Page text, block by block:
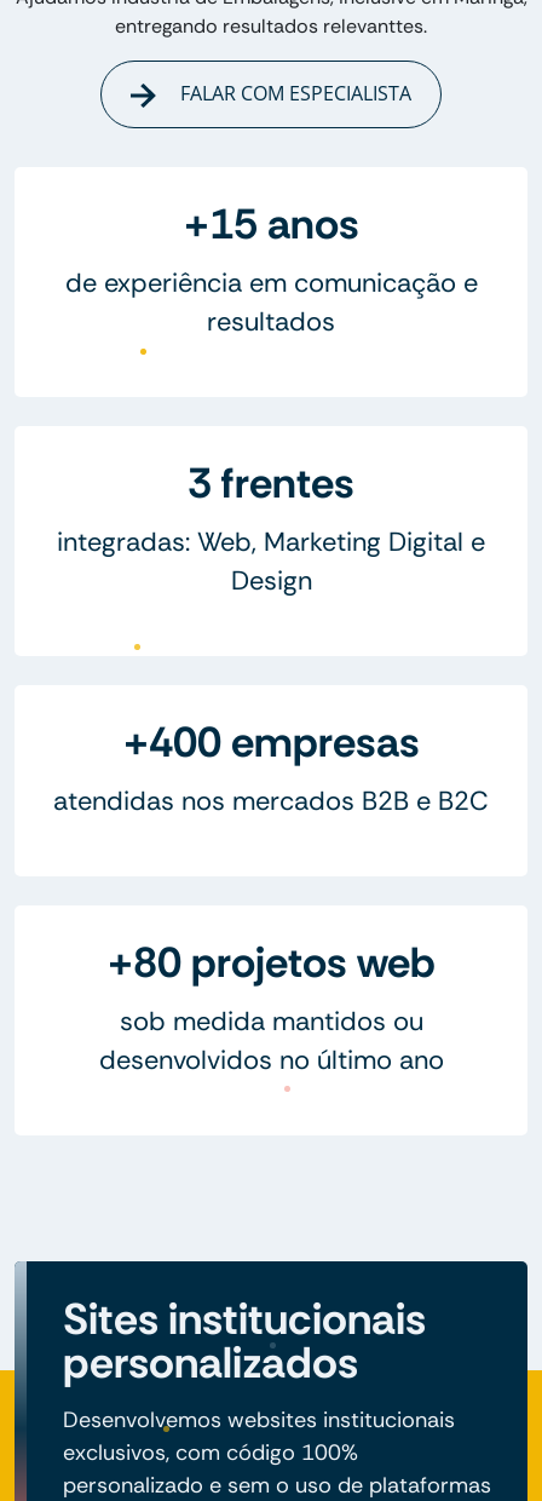
entregando resultados relevanttes.
FALAR COM ESPECIALISTA
+15 anos
de experiência em comunicação e
resultados
3 frentes
integradas: Web, Marketing Digital e
Design
+400 empresas
atendidas nos mercados B2B e B2C
+80 projetos web
sob medida mantidos ou
desenvolvidos no último ano
Sites institucionais
personalizados
Desenvolvemos websites institucionais
exclusivos, com código 100%
personalizado e sem o uso de plataformas